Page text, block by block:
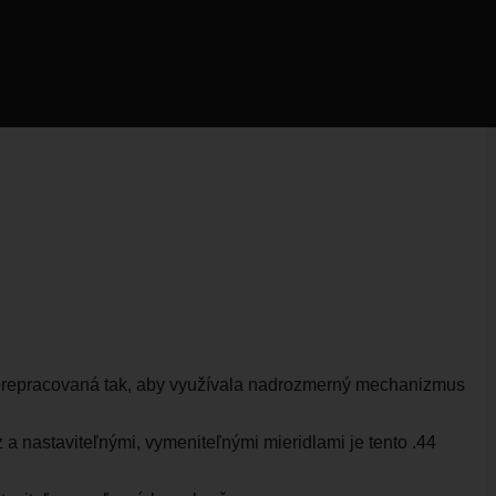
tak, aby využívala nadrozmerný mechanizmus
nastaviteľnými, vymeniteľnými mieridlami je tento .44